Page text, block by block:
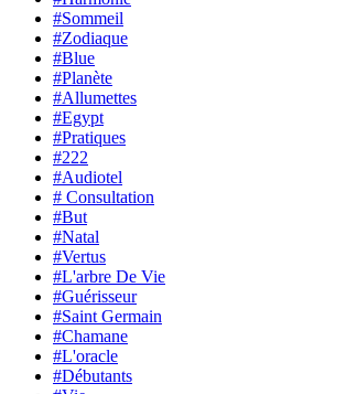
#Sommeil
#Zodiaque
#Blue
#Planète
#Allumettes
#Egypt
#Pratiques
#222
#Audiotel
# Consultation
#But
#Natal
#Vertus
#L'arbre De Vie
#Guérisseur
#Saint Germain
#Chamane
#L'oracle
#Débutants